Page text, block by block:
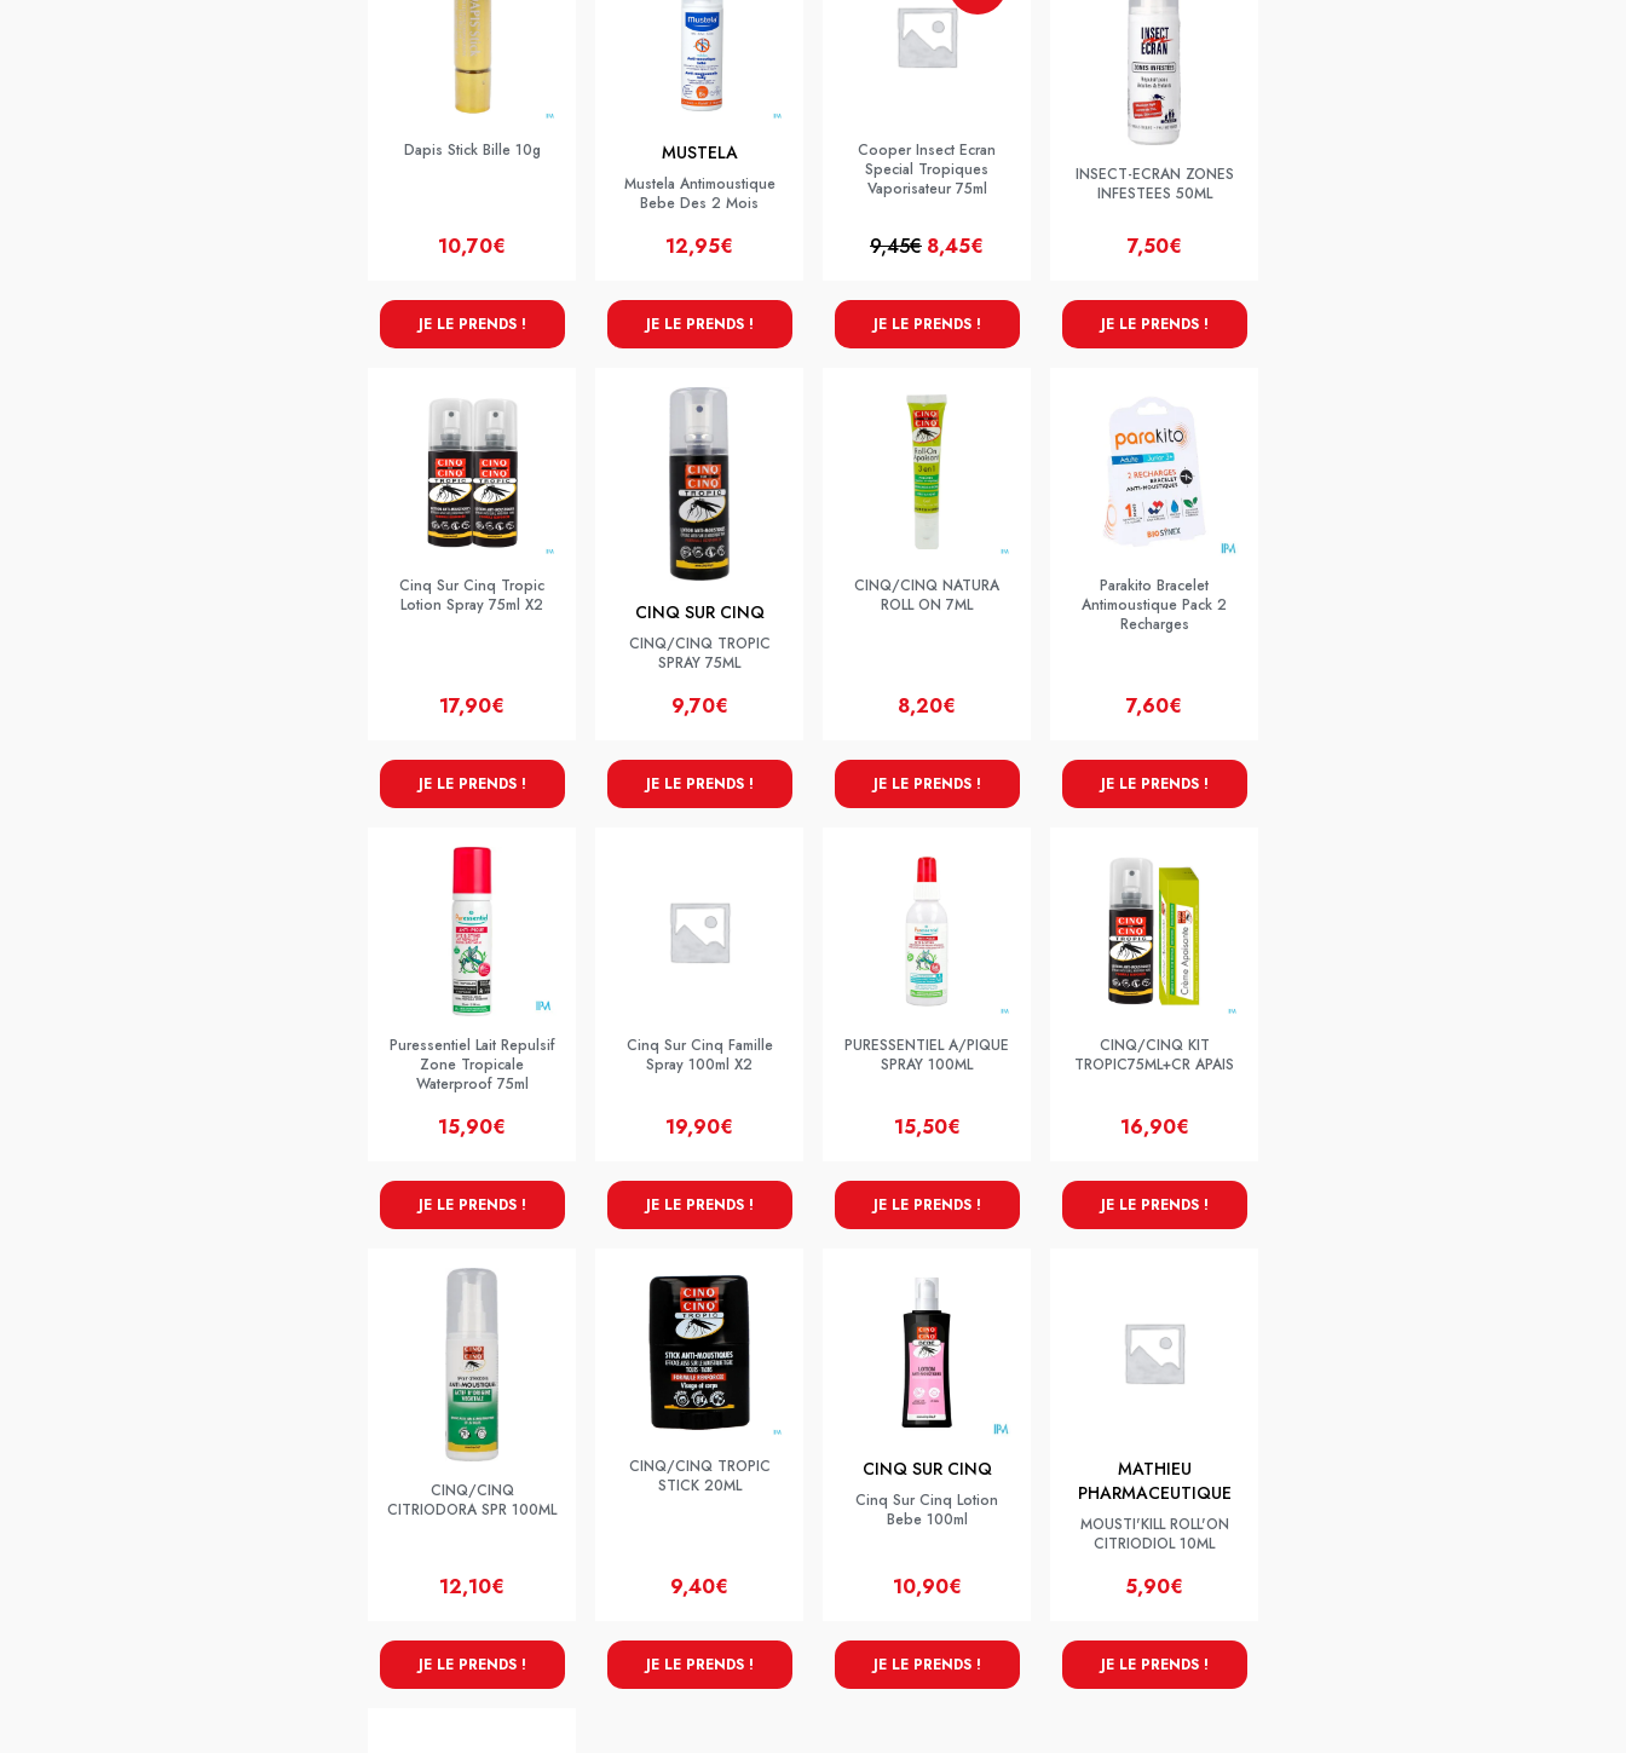
Dapis Stick Bille 10g
10,70€
JE LE PRENDS !
MUSTELA
Mustela Antimoustique
Bebe Des 2 Mois
12,95€
JE LE PRENDS !
Cooper Insect Ecran
Special Tropiques
Vaporisateur 75ml
9,45€ 8,45€
JE LE PRENDS !
INSECT-ECRAN ZONES
INFESTEES 50ML
7,50€
JE LE PRENDS !
Cinq Sur Cinq Tropic
Lotion Spray 75ml X2
17,90€
JE LE PRENDS !
CINQ SUR CINQ
CINQ/CINQ TROPIC
SPRAY 75ML
9,70€
JE LE PRENDS !
CINQ/CINQ NATURA
ROLL ON 7ML
8,20€
JE LE PRENDS !
Parakito Bracelet
Antimoustique Pack 2
Recharges
7,60€
JE LE PRENDS !
Puressentiel Lait Repulsif
Zone Tropicale
Waterproof 75ml
15,90€
JE LE PRENDS !
Cinq Sur Cinq Famille
Spray 100ml X2
19,90€
JE LE PRENDS !
PURESSENTIEL A/PIQUE
SPRAY 100ML
15,50€
JE LE PRENDS !
CINQ/CINQ KIT
TROPIC75ML+CR APAIS
16,90€
JE LE PRENDS !
CINQ/CINQ
CITRIODORA SPR 100ML
12,10€
JE LE PRENDS !
CINQ/CINQ TROPIC
STICK 20ML
9,40€
JE LE PRENDS !
CINQ SUR CINQ
Cinq Sur Cinq Lotion
Bebe 100ml
10,90€
JE LE PRENDS !
MATHIEU
PHARMACEUTIQUE
MOUSTI'KILL ROLL'ON
CITRIODIOL 10ML
5,90€
JE LE PRENDS !